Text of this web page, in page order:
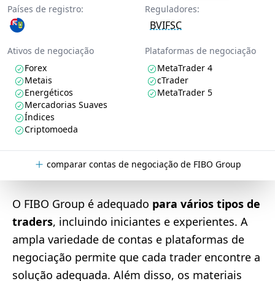
Países de registro: Reguladores:
BVIFSC
Ativos de negociação
Forex
Metais
Energéticos
Mercadorias Suaves
Índices
Criptomoeda
Plataformas de negociação
MetaTrader 4
cTrader
MetaTrader 5
comparar contas de negociação de FIBO Group
O FIBO Group é adequado para vários tipos de
traders, incluindo iniciantes e experientes. A
ampla variedade de contas e plataformas de
negociação permite que cada trader encontre a
solução adequada. Além disso, os materiais